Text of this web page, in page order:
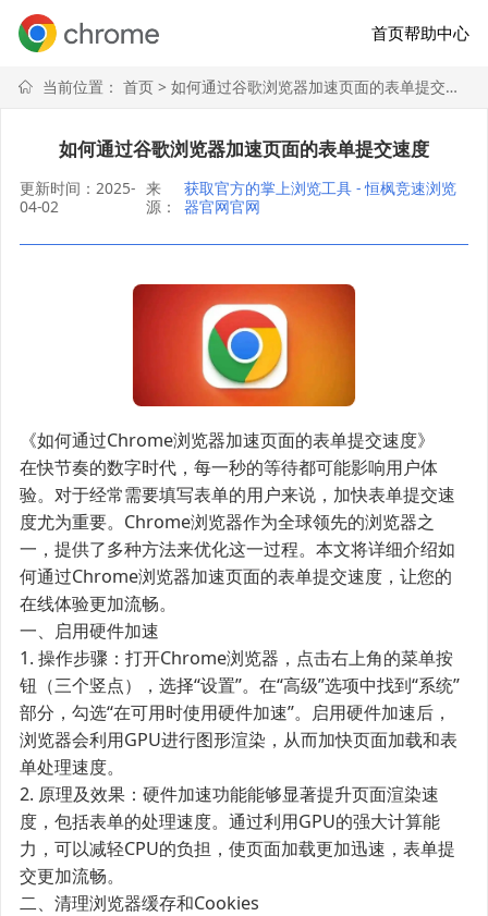
首页帮助中心
当前位置： 首页> 如何通过谷歌浏览器加速页面的表单提交速度
如何通过谷歌浏览器加速页面的表单提交速度
更新时间：2025-
04-02
来
源：
获取官方的掌上浏览工具 - 恒枫竞速浏览
器官网官网
《如何通过Chrome浏览器加速页面的表单提交速度》
在快节奏的数字时代，每一秒的等待都可能影响用户体
验。对于经常需要填写表单的用户来说，加快表单提交速
度尤为重要。Chrome浏览器作为全球领先的浏览器之
一，提供了多种方法来优化这一过程。本文将详细介绍如
何通过Chrome浏览器加速页面的表单提交速度，让您的
在线体验更加流畅。
一、启用硬件加速
1. 操作步骤：打开Chrome浏览器，点击右上角的菜单按
钮（三个竖点），选择“设置”。在“高级”选项中找到“系统”
部分，勾选“在可用时使用硬件加速”。启用硬件加速后，
浏览器会利用GPU进行图形渲染，从而加快页面加载和表
单处理速度。
2. 原理及效果：硬件加速功能能够显著提升页面渲染速
度，包括表单的处理速度。通过利用GPU的强大计算能
力，可以减轻CPU的负担，使页面加载更加迅速，表单提
交更加流畅。
二、清理浏览器缓存和Cookies